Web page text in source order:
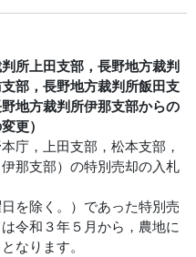
所上田支部，長野地方裁判
部，長野地方裁判所飯田支
地方裁判所伊那支部からの
更）
庁，上田支部，松本支部，
那支部）の特別売却の入札
を除く。）であった特別売
令和３年５月から，農地に
なります。